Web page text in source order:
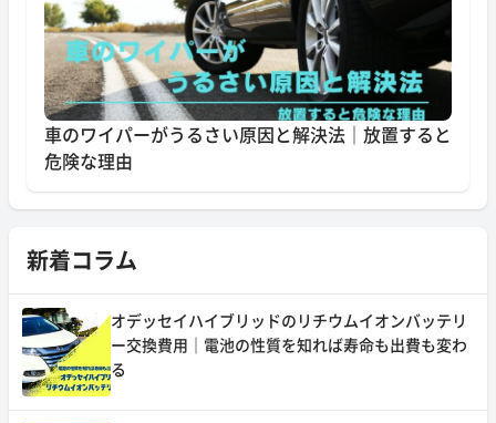
車のワイパーがうるさい原因と解決法｜放置すると
危険な理由
新着コラム
オデッセイハイブリッドのリチウムイオンバッテリ
ー交換費用｜電池の性質を知れば寿命も出費も変わ
る